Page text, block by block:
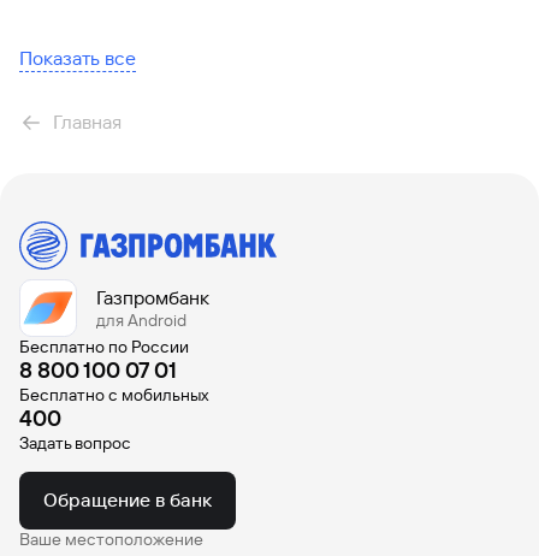
Показать все
Главная
Газпромбанк
для Android
Бесплатно по России
8 800 100 07 01
Бесплатно с мобильных
400
Задать вопрос
Обращение в банк
Ваше местоположение